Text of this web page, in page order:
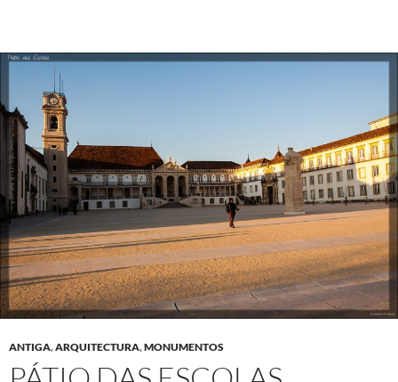
ANTIGA,ARQUITECTURA,MONUMENTOS